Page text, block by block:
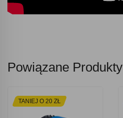
Powiązane Produkty
TANIEJ O 20 ZŁ